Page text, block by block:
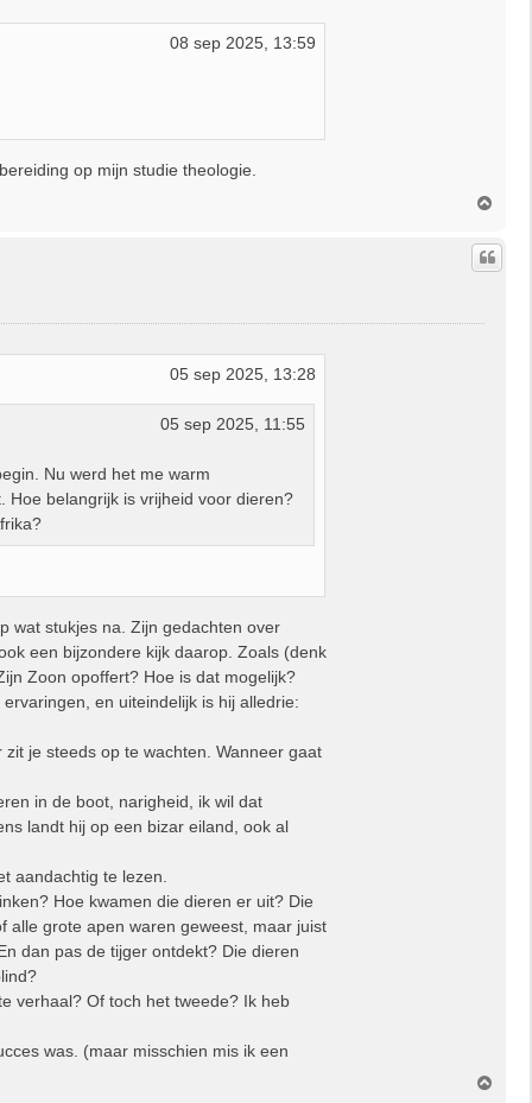
08 sep 2025, 13:59
op mijn studie theologie.
h
o
05 sep 2025, 13:28
05 sep 2025, 11:55
Nu werd het me warm
Hoe belangrijk is vrijheid voor dieren?
wat stukjes na. Zijn gedachten over
een bijzondere kijk daarop. Zoals (denk
Zoon opoffert? Hoe is dat mogelijk?
en uiteindelijk is hij alledrie:
je steeds op te wachten. Wanneer gaat
in de boot, narigheid, ik wil dat
landt hij op een bizar eiland, ook al
aandachtig te lezen.
Hoe kwamen die dieren er uit? Die
alle grote apen waren geweest, maar juist
dan pas de tijger ontdekt? Die dieren
verhaal? Of toch het tweede? Ik heb
was. (maar misschien mis ik een